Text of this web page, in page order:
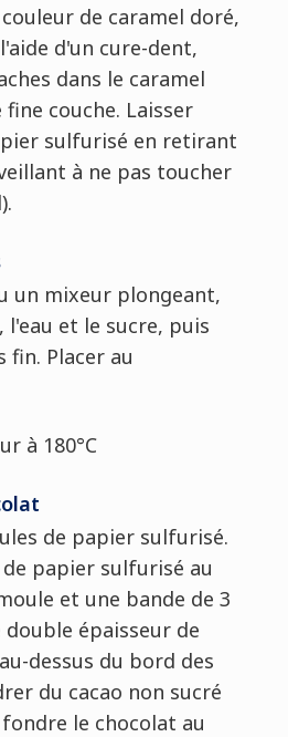
de caramel doré,
d'un cure-dent,
dans le caramel
couche. Laisser
sulfurisé en retirant
à ne pas toucher
un mixeur plongeant,
l'eau et le sucre, puis
fin. Placer au
à 180°C
de papier sulfurisé.
papier sulfurisé au
et une bande de 3
double épaisseur de
dessus du bord des
du cacao non sucré
le chocolat au